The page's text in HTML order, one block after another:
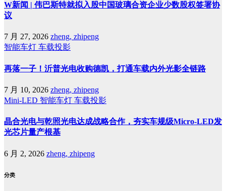
W新闻 | 伟巴斯特就拟入股中国玻璃合资企业少数股权签署协
议
7 月 27, 2026 zheng, zhipeng
智能车灯 车载投影
再落一子！沂普光电收购德凯，打通车载内外光影全链路
7 月 10, 2026 zheng, zhipeng
Mini-LED 智能车灯 车载投影
晶合光电与乾照光电达成战略合作，夯实车规级Micro-LED发
光芯片量产根基
6 月 2, 2026 zheng, zhipeng
分类